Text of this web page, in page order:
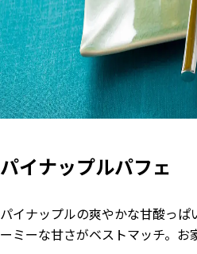
パイナップルパフェ
パイナップルの爽やかな甘酸っぱ
ーミーな甘さがベストマッチ。お